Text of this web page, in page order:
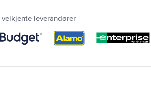
leverandører